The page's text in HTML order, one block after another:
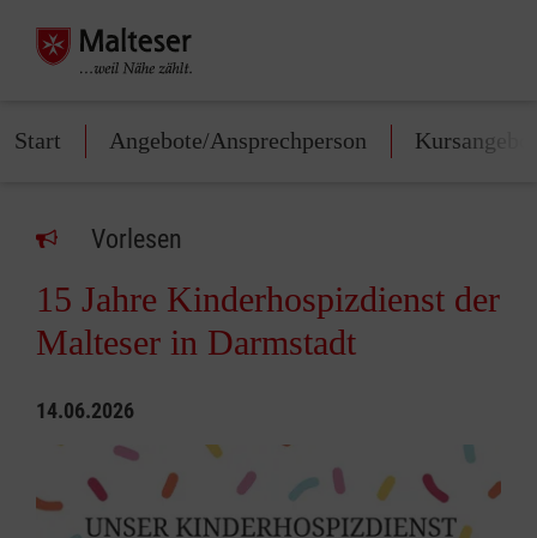
Start Angebote/Ansprechperson Kursangebot
Vorlesen
15 Jahre Kinderhospizdienst der
Malteser in Darmstadt
14.06.2026